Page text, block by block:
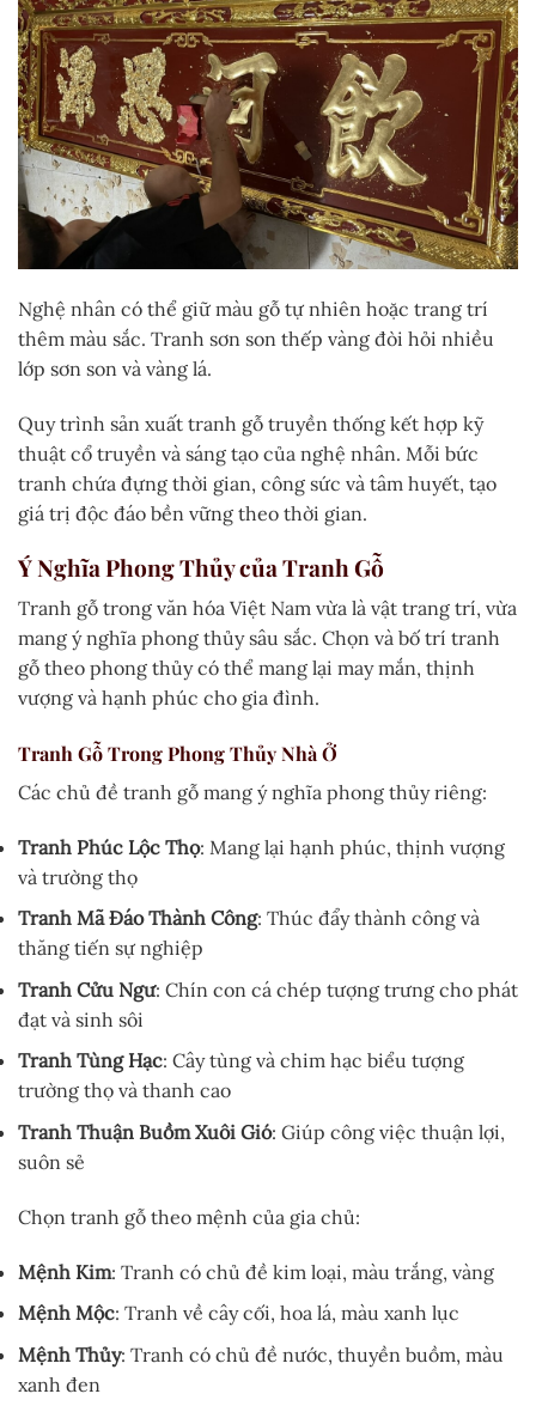
Nghệ nhân có thể giữ màu gỗ tự nhiên hoặc trang trí
thêm màu sắc. Tranh sơn son thếp vàng đòi hỏi nhiều
lớp sơn son và vàng lá.
Quy trình sản xuất tranh gỗ truyền thống kết hợp kỹ
thuật cổ truyền và sáng tạo của nghệ nhân. Mỗi bức
tranh chứa đựng thời gian, công sức và tâm huyết, tạo
giá trị độc đáo bền vững theo thời gian.
Ý Nghĩa Phong Thủy của Tranh Gỗ
Tranh gỗ trong văn hóa Việt Nam vừa là vật trang trí, vừa
mang ý nghĩa phong thủy sâu sắc. Chọn và bố trí tranh
gỗ theo phong thủy có thể mang lại may mắn, thịnh
vượng và hạnh phúc cho gia đình.
Tranh Gỗ Trong Phong Thủy Nhà Ở
Các chủ đề tranh gỗ mang ý nghĩa phong thủy riêng:
Tranh Phúc Lộc Thọ: Mang lại hạnh phúc, thịnh vượng
và trường thọ
Tranh Mã Đáo Thành Công: Thúc đẩy thành công và
thăng tiến sự nghiệp
Tranh Cửu Ngư: Chín con cá chép tượng trưng cho phát
đạt và sinh sôi
Tranh Tùng Hạc: Cây tùng và chim hạc biểu tượng
trường thọ và thanh cao
Tranh Thuận Buồm Xuôi Gió: Giúp công việc thuận lợi,
suôn sẻ
Chọn tranh gỗ theo mệnh của gia chủ:
Mệnh Kim: Tranh có chủ đề kim loại, màu trắng, vàng
Mệnh Mộc: Tranh về cây cối, hoa lá, màu xanh lục
Mệnh Thủy: Tranh có chủ đề nước, thuyền buồm, màu
xanh đen